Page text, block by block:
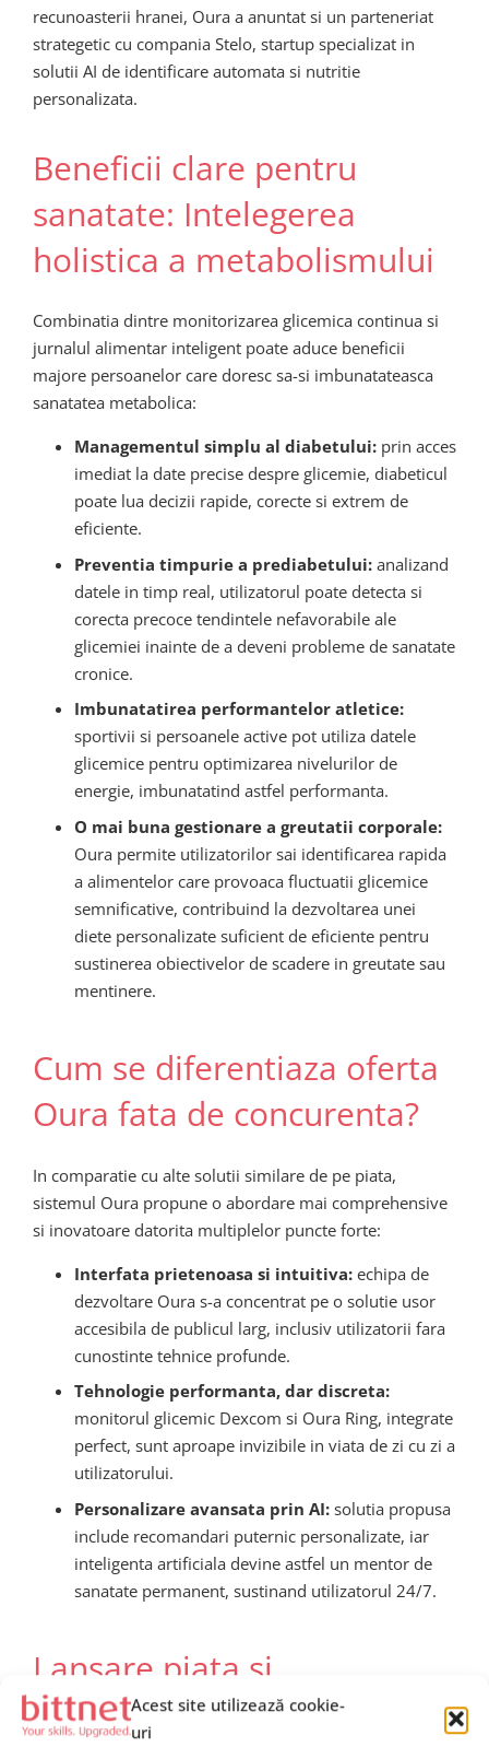
Acest site utilizează cookie-
uri
recunoasterii hranei, Oura a anuntat si un parteneriat
strategetic cu compania Stelo, startup specializat in
solutii AI de identificare automata si nutritie
personalizata.
Beneficii clare pentru
sanatate: Intelegerea
holistica a metabolismului
Combinatia dintre monitorizarea glicemica continua si
jurnalul alimentar inteligent poate aduce beneficii
majore persoanelor care doresc sa-si imbunatateasca
sanatatea metabolica:
Managementul simplu al diabetului: prin acces
imediat la date precise despre glicemie, diabeticul
poate lua decizii rapide, corecte si extrem de
eficiente.
Preventia timpurie a prediabetului: analizand
datele in timp real, utilizatorul poate detecta si
corecta precoce tendintele nefavorabile ale
glicemiei inainte de a deveni probleme de sanatate
cronice.
Imbunatatirea performantelor atletice:
sportivii si persoanele active pot utiliza datele
glicemice pentru optimizarea nivelurilor de
energie, imbunatatind astfel performanta.
O mai buna gestionare a greutatii corporale:
Oura permite utilizatorilor sai identificarea rapida
a alimentelor care provoaca fluctuatii glicemice
semnificative, contribuind la dezvoltarea unei
diete personalizate suficient de eficiente pentru
sustinerea obiectivelor de scadere in greutate sau
mentinere.
Cum se diferentiaza oferta
Oura fata de concurenta?
In comparatie cu alte solutii similare de pe piata,
sistemul Oura propune o abordare mai comprehensive
si inovatoare datorita multiplelor puncte forte:
Interfata prietenoasa si intuitiva: echipa de
dezvoltare Oura s-a concentrat pe o solutie usor
accesibila de publicul larg, inclusiv utilizatorii fara
cunostinte tehnice profunde.
Tehnologie performanta, dar discreta:
monitorul glicemic Dexcom si Oura Ring, integrate
perfect, sunt aproape invizibile in viata de zi cu zi a
utilizatorului.
Personalizare avansata prin AI: solutia propusa
include recomandari puternic personalizate, iar
inteligenta artificiala devine astfel un mentor de
sanatate permanent, sustinand utilizatorul 24/7.
Lansare piata si
disponibilitate